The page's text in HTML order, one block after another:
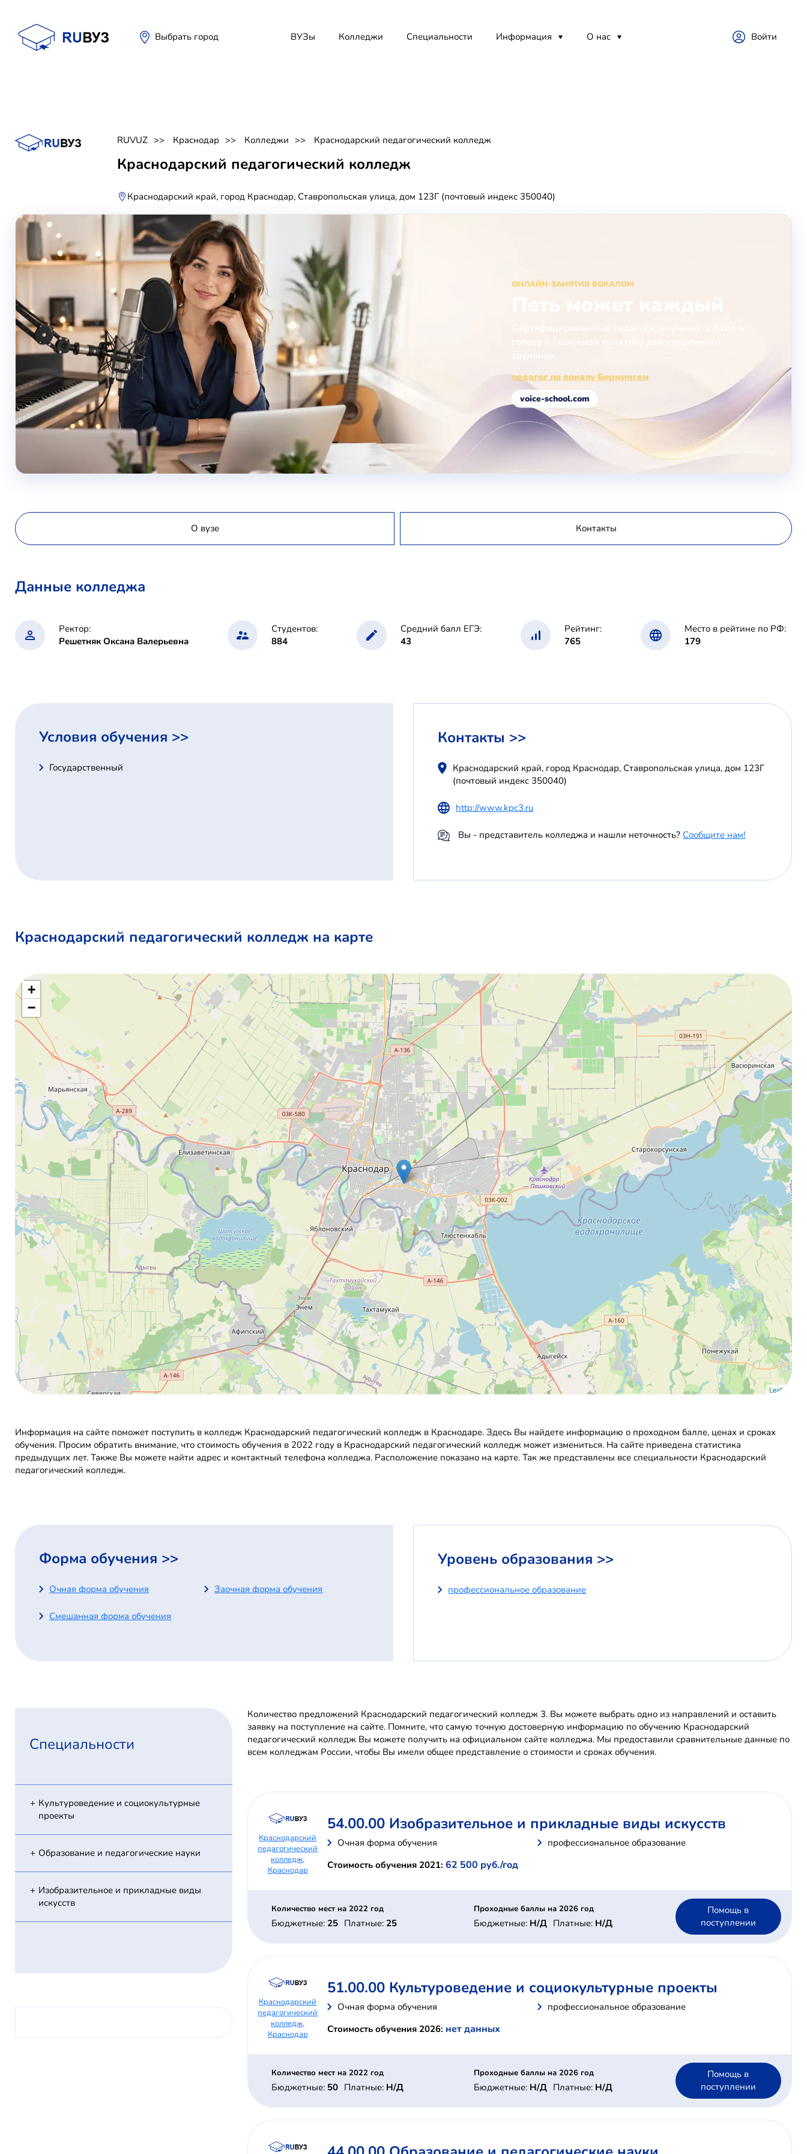
Выбрать город ВУЗы Колледжи Специальности Информация О нас Войти
RUVUZ Краснодар Колледжи Краснодарский педагогический колледж
Краснодарский педагогический колледж
Краснодарский край, город Краснодар, Ставропольская улица, дом 123Г (почтовый индекс 350040)
ОНЛАЙН-ЗАНЯТИЯ ВОКАЛОМ
педагог по вокалу Бирмингем
voice-school.com
О вузе Контакты
Данные колледжа
Ректор:
Решетняк Оксана Валерьевна
Студентов:
884
Средний балл ЕГЭ:
43
Рейтинг:
765
Место в рейтине по РФ:
179
Условия обучения >>
Государственный
Контакты >>
Краснодарский край, город Краснодар, Ставропольская улица, дом 123Г
(почтовый индекс 350040)
http://www.kpc3.ru
Вы - представитель колледжа и нашли неточность? Сообщите нам!
Краснодарский педагогический колледж на карте
+
−
Leaflet
Информация на сайте поможет поступить в колледж Краснодарский педагогический колледж в Краснодаре. Здесь Вы найдете информацию о проходном балле, ценах и сроках
обучения. Просим обратить внимание, что стоимость обучения в 2022 году в Краснодарский педагогический колледж может измениться. На сайте приведена статистика
предыдущих лет. Также Вы можете найти адрес и контактный телефона колледжа. Расположение показано на карте. Так же представлены все специальности Краснодарский
педагогический колледж.
Форма обучения >>
Очная форма обучения Заочная форма обучения
Смешанная форма обучения
Уровень образования >>
профессиональное образование
Специальности
Культуроведение и социокультурные
проекты
Образование и педагогические науки
Изобразительное и прикладные виды
искусств
Количество предложений Краснодарский педагогический колледж 3. Вы можете выбрать одно из направлений и оставить
заявку на поступление на сайте. Помните, что самую точную достоверную информацию по обучению Краснодарский
педагогический колледж Вы можете получить на официальном сайте колледжа. Мы предоставили сравнительные данные по
всем колледжам России, чтобы Вы имели общее представление о стоимости и сроках обучения.
Краснодарский
педагогический
колледж,
Краснодар
54.00.00 Изобразительное и прикладные виды искусств
Очная форма обучения
профессиональное образование
Стоимость обучения 2021: 62 500 руб./год
Количество мест на 2022 год
Бюджетные: 25 Платные: 25
Проходные баллы на 2026 год
Бюджетные: Н/Д Платные: Н/Д
Помощь в
поступлении
Краснодарский
педагогический
колледж,
Краснодар
51.00.00 Культуроведение и социокультурные проекты
Очная форма обучения
профессиональное образование
Стоимость обучения 2026: нет данных
Количество мест на 2022 год
Бюджетные: 50 Платные: Н/Д
Проходные баллы на 2026 год
Бюджетные: Н/Д Платные: Н/Д
Помощь в
поступлении